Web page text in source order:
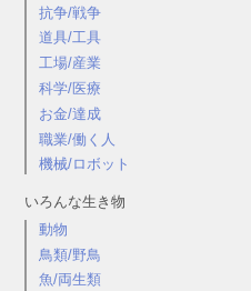
抗争/戦争
道具/工具
工場/産業
科学/医療
お金/達成
職業/働く人
機械/ロボット
いろんな生き物
動物
鳥類/野鳥
魚/両生類